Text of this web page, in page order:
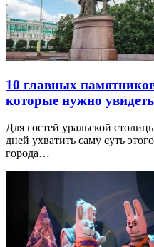
10 главных
которые нужно увидеть
Для гостей уральской
дней ухватить саму суть
города…